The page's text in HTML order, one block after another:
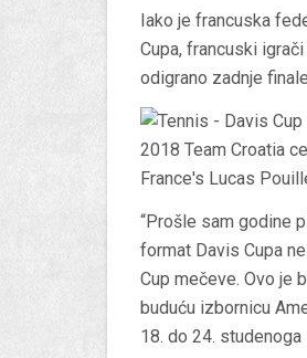
Iako je francuska
Cupa, francuski
odigrano zadnje
“Prošle sam godine
format Davis Cupa
Cup mečeve. Ovo je
buduću izbornicu
18. do 24.